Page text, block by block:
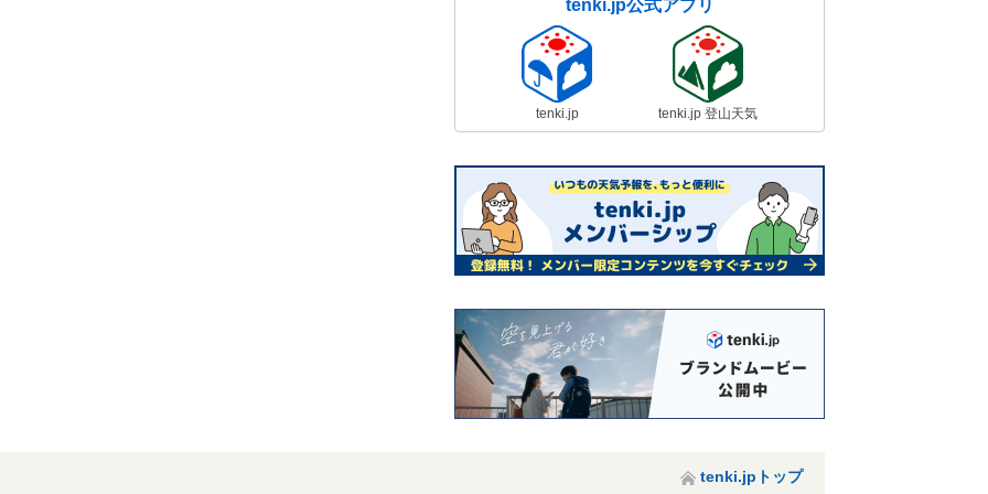
tenki.jp公式アプリ
tenki.jp tenki.jp 登山天気
tenki.jpトップ